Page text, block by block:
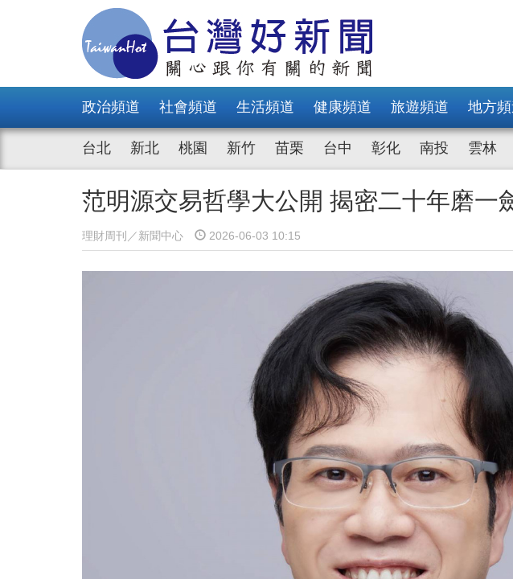
政治頻道 社會頻道 生活頻道 健康頻道 旅遊頻道 地方
台北 新北 桃園 新竹 苗栗 台中 彰化 南投 雲林
范明源交易哲學大公開 揭密二十年磨一
理財周刊／新聞中心 2026-06-03 10:15